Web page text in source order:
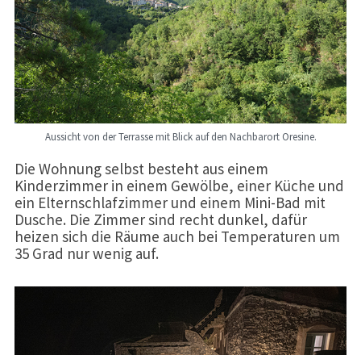
Aussicht von der Terrasse mit Blick auf den Nachbarort Oresine.
Die Wohnung selbst besteht aus einem
Kinderzimmer in einem Gewölbe, einer Küche und
ein Elternschlafzimmer und einem Mini-Bad mit
Dusche. Die Zimmer sind recht dunkel, dafür
heizen sich die Räume auch bei Temperaturen um
35 Grad nur wenig auf.